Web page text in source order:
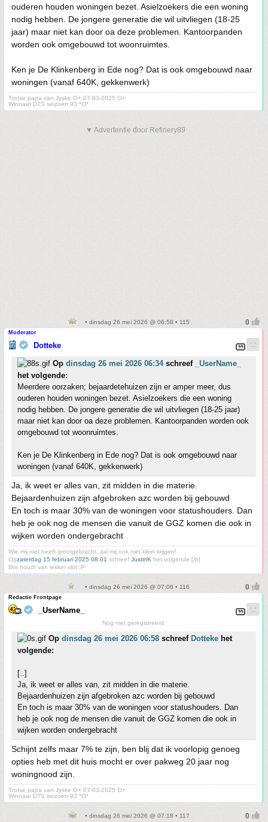
ouderen houden woningen bezet. Asielzoekers die een woning
nodig hebben. De jongere generatie die wil uitvliegen (18-25
jaar) maar niet kan door oa deze problemen. Kantoorpanden
worden ook omgebouwd tot woonruimtes.
Ken je De Klinkenberg in Ede nog? Dat is ook omgebouwd naar
woningen (vanaf 640K, gekkenwerk)
Trotse papa van Jyske O+ 07-03-2025 O+
Winnaar DTS seizoen 93 *O*
▼ Advertentie door Refinery89
• dinsdag 26 mei 2026 @ 06:58 • 115
Moderator
Dotteke
Op dinsdag 26 mei 2026 06:34schreef
_UserName_
het volgende:
Meerdere oorzaken; bejaardetehuizen zijn er amper meer, dus
ouderen houden woningen bezet. Asielzoekers die een woning
nodig hebben. De jongere generatie die wil uitvliegen (18-25 jaar)
maar niet kan door oa deze problemen. Kantoorpanden worden ook
omgebouwd tot woonruimtes.
Ken je De Klinkenberg in Ede nog? Dat is ook omgebouwd naar
woningen (vanaf 640K, gekkenwerk)
Ja, ik weet er alles van, zit midden in die materie.
Bejaardenhuizen zijn afgebroken azc worden bij gebouwd
En toch is maar 30% van de woningen voor statushouders. Dan
heb je ook nog de mensen die vanuit de GGZ komen die ook in
wijken worden ondergebracht
Wie mij niet heeft grootgebracht, zal mij ook niet klein krijgen!
Opzaterdag 15 februari 2025 08:01 schreef JustinK het volgende:[/b]
Dot houdt van lekker vlot :P
• dinsdag 26 mei 2026 @ 07:06 • 116
Redactie Frontpage
_UserName_
Nog niet geregistreerd.
Op dinsdag 26 mei 2026 06:58 schreef Dotteke het
volgende:
[..]
Ja, ik weet er alles van, zit midden in die materie.
Bejaardenhuizen zijn afgebroken azc worden bij gebouwd
En toch is maar 30% van de woningen voor statushouders. Dan
heb je ook nog de mensen die vanuit de GGZ komen die ook in
wijken worden ondergebracht
Schijnt zelfs maar 7% te zijn, ben blij dat ik voorlopig genoeg
opties heb met dit huis mocht er over pakweg 20 jaar nog
woningnood zijn.
Trotse papa van Jyske O+ 07-03-2025 O+
Winnaar DTS seizoen 93 *O*
• dinsdag 26 mei 2026 @ 07:18 • 117